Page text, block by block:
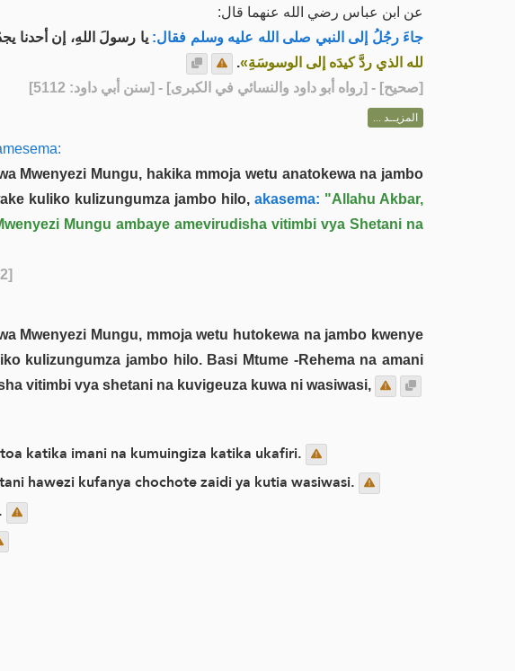
عن ابن عباس رضي الله عنهما قال:
جاءَ رجُلُ إلى النبي صلى الله عليه وسلم فقال: يا رسولَ اللهِ، إن
لله الذي ردَّ كيدَه إلى الوسوسَةِ».
[صحيح] - [رواه أبو داود والنسائي في الكبرى] - [سنن أبي داود: 5112]
المزيــد ...
Mwenyezi Mungu, hakika mmoja wetu anatokewa na jambo
kuliko kulizungumza jambo hilo,akasema: "Allahu Akbar,
Mungu ambaye amevirudisha vitimbi vya Shetani na
Mwenyezi Mungu, mmoja wetu hutokewa na jambo kwenye
kulizungumza jambo hilo. Basi Mtume -Rehema na amani
vitimbi vya shetani na kuvigeuza kuwa ni wasiwasi,
katika imani na kumuingiza katika ukafiri.
hawezi kufanya chochote zaidi ya kutia wasiwasi.